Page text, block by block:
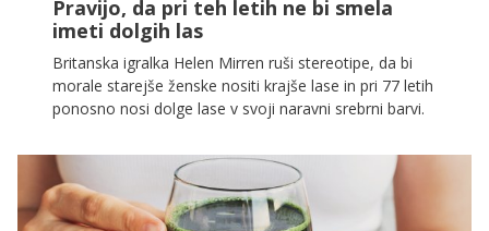
Pravijo, da pri teh letih ne bi smela
imeti dolgih las
Britanska igralka Helen Mirren ruši stereotipe, da bi
morale starejše ženske nositi krajše lase in pri 77 letih
ponosno nosi dolge lase v svoji naravni srebrni barvi.